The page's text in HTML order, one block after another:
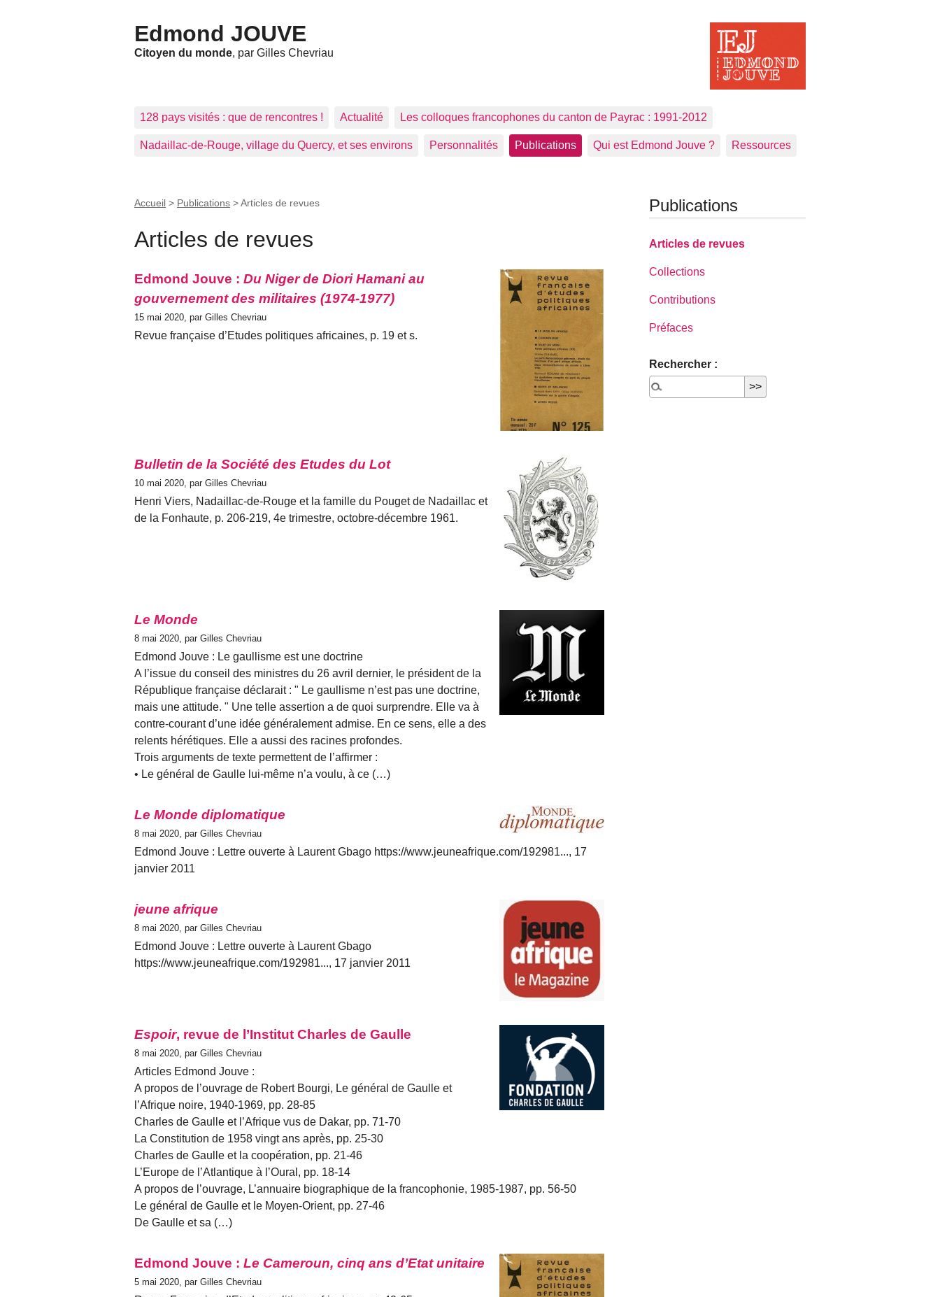
Edmond JOUVE
Citoyen du monde, par Gilles Chevriau
128 pays visités : que de rencontres ! Actualité Les colloques francophones du canton de Payrac : 1991-2012
Nadaillac-de-Rouge, village du Quercy, et ses environs Personnalités Publications Qui est Edmond Jouve ? Ressources
Accueil > Publications >Articles de revues
Articles de revues
Edmond Jouve : Du Niger de Diori Hamani au
gouvernement des militaires (1974-1977)
15 mai 2020, par Gilles Chevriau
Revue française d’Etudes politiques africaines, p. 19 et s.
Bulletin de la Société des Etudes du Lot
10 mai 2020, par Gilles Chevriau
Henri Viers, Nadaillac-de-Rouge et la famille du Pouget de Nadaillac et
de la Fonhaute, p. 206-219, 4e trimestre, octobre-décembre 1961.
Le Monde
8 mai 2020, par Gilles Chevriau
Edmond Jouve : Le gaullisme est une doctrine
A l’issue du conseil des ministres du 26 avril dernier, le président de la
République française déclarait : " Le gaullisme n’est pas une doctrine,
mais une attitude. " Une telle assertion a de quoi surprendre. Elle va à
contre-courant d’une idée généralement admise. En ce sens, elle a des
relents hérétiques. Elle a aussi des racines profondes.
Trois arguments de texte permettent de l’affirmer :
• Le général de Gaulle lui-même n’a voulu, à ce (…)
Le Monde diplomatique
8 mai 2020, par Gilles Chevriau
Edmond Jouve : Lettre ouverte à Laurent Gbago https://www.jeuneafrique.com/192981..., 17
janvier 2011
jeune afrique
8 mai 2020, par Gilles Chevriau
Edmond Jouve : Lettre ouverte à Laurent Gbago
https://www.jeuneafrique.com/192981..., 17 janvier 2011
Espoir, revue de l’Institut Charles de Gaulle
8 mai 2020, par Gilles Chevriau
Articles Edmond Jouve :
A propos de l’ouvrage de Robert Bourgi, Le général de Gaulle et
l’Afrique noire, 1940-1969, pp. 28-85
Charles de Gaulle et l’Afrique vus de Dakar, pp. 71-70
La Constitution de 1958 vingt ans après, pp. 25-30
Charles de Gaulle et la coopération, pp. 21-46
L’Europe de l’Atlantique à l’Oural, pp. 18-14
A propos de l’ouvrage, L’annuaire biographique de la francophonie, 1985-1987, pp. 56-50
Le général de Gaulle et le Moyen-Orient, pp. 27-46
De Gaulle et sa (…)
Edmond Jouve : Le Cameroun, cinq ans d’Etat unitaire
5 mai 2020, par Gilles Chevriau
Publications
Articles de revues
Collections
Contributions
Préfaces
Rechercher :